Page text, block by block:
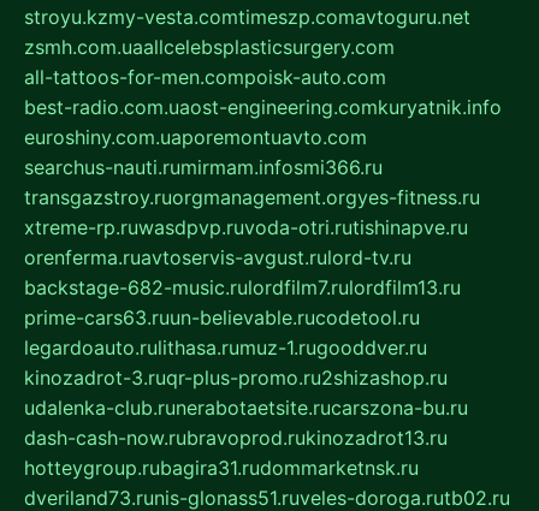
stroyu.kzmy-vesta.comtimeszp.comavtoguru.net
zsmh.com.uaallcelebsplasticsurgery.com
all-tattoos-for-men.compoisk-auto.com
best-radio.com.uaost-engineering.comkuryatnik.info
euroshiny.com.uaporemontuavto.com
searchus-nauti.rumirmam.infosmi366.ru
transgazstroy.ruorgmanagement.orgyes-fitness.ru
xtreme-rp.ruwasdpvp.ruvoda-otri.rutishinapve.ru
orenferma.ruavtoservis-avgust.rulord-tv.ru
backstage-682-music.rulordfilm7.rulordfilm13.ru
prime-cars63.ruun-believable.rucodetool.ru
legardoauto.rulithasa.rumuz-1.rugooddver.ru
kinozadrot-3.ruqr-plus-promo.ru2shizashop.ru
udalenka-club.runerabotaetsite.rucarszona-bu.ru
dash-cash-now.rubravoprod.rukinozadrot13.ru
hotteygroup.rubagira31.rudommarketnsk.ru
dveriland73.runis-glonass51.ruveles-doroga.rutb02.ru